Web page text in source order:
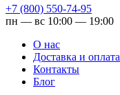
+7 (800) 550-74-95
пн — вс 10:00 — 19:00
О нас
Доставка и оплата
Контакты
Блог